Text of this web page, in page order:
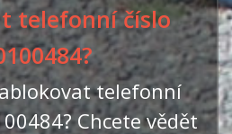
telefonní číslo
telefonní
Chcete vědět